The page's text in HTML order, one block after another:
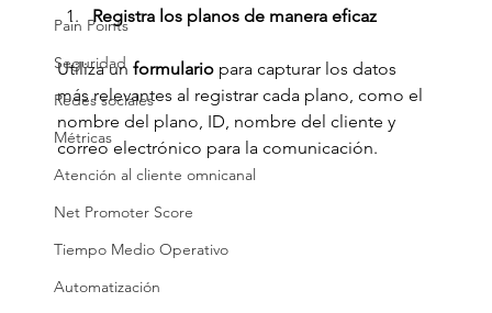
Pain Points
Seguridad
Redes sociales
Métricas
Atención al cliente omnicanal
Net Promoter Score
Tiempo Medio Operativo
Automatización
Registra los planos de manera eficaz
Utiliza un formulario para capturar los datos
más relevantes al registrar cada plano, como el
nombre del plano, ID, nombre del cliente y
correo electrónico para la comunicación.